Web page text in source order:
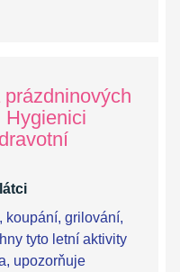
Hygienici
koupání, grilování,
tyto letní aktivity
upozorňuje